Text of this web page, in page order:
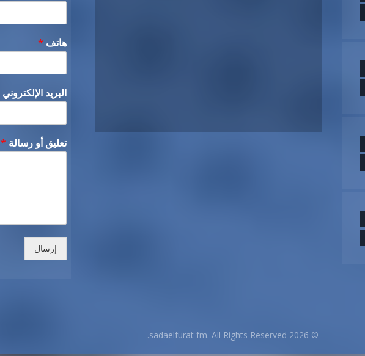
هاتف *
البريد الإلكتروني
تعليق أو رسالة *
إرسال
© 2026 sadaelfurat fm. All Rights Reserved.